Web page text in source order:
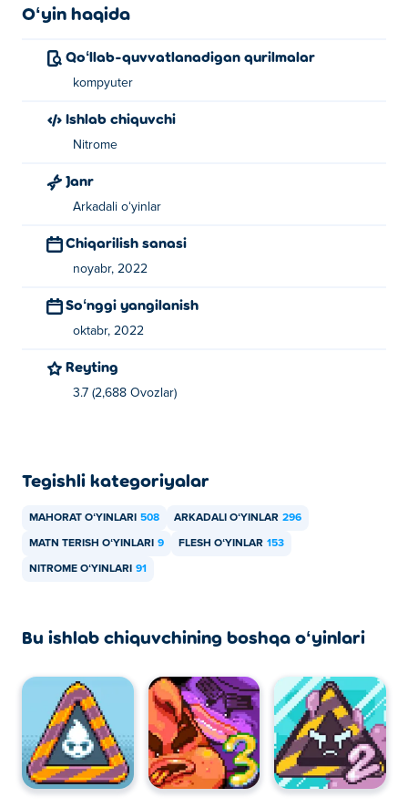
Oʻyin haqida
Qoʻllab-quvvatlanadigan qurilmalar
kompyuter
Ishlab chiquvchi
Nitrome
Janr
Arkadali oʻyinlar
Chiqarilish sanasi
noyabr, 2022
Soʻnggi yangilanish
oktabr, 2022
Reyting
3.7 (2,688 Ovozlar)
Tegishli kategoriyalar
MAHORAT OʻYINLARI 508 ARKADALI OʻYINLAR 296
MATN TERISH OʻYINLARI 9 FLESH OʻYINLAR 153
NITROME OʻYINLARI 91
Bu ishlab chiquvchining boshqa oʻyinlari